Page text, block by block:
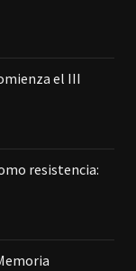
el III
resistencia: